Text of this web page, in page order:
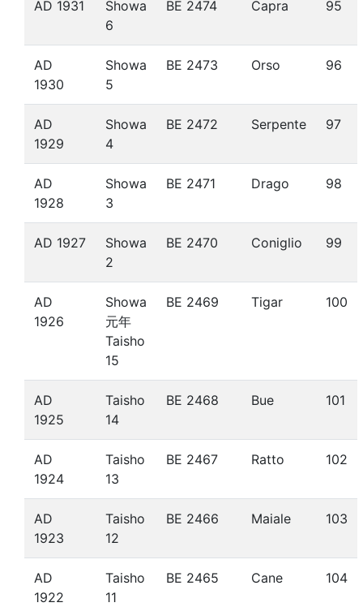
AD 1931
Showa
6
BE 2474 Capra 95
AD
1930
Showa
5
BE 2473 Orso 96
AD
1929
Showa
4
BE 2472 Serpente 97
AD
1928
Showa
3
BE 2471 Drago 98
AD 1927
Showa
2
BE 2470 Coniglio 99
AD
1926
Showa
元年
Taisho
15
BE 2469 Tigar 100
AD
1925
Taisho
14
BE 2468 Bue 101
AD
1924
Taisho
13
BE 2467 Ratto 102
AD
1923
Taisho
12
BE 2466 Maiale 103
AD
1922
Taisho
11
BE 2465 Cane 104